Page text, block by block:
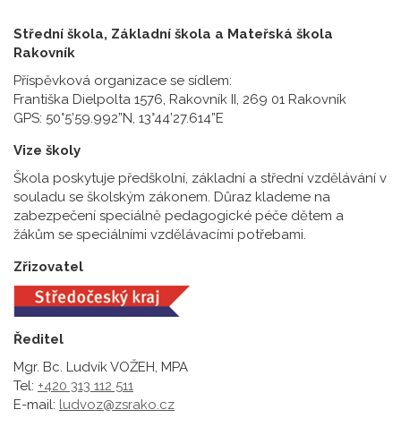
Střední škola, Základní škola a Mateřská škola
Rakovník
Příspěvková organizace se sídlem:
Františka Dielpolta 1576, Rakovník II, 269 01 Rakovník
GPS: 50°5’59.992”N, 13°44’27.614”E
Vize školy
Škola poskytuje předškolní, základní a střední vzdělávání v
souladu se školským zákonem. Důraz klademe na
zabezpečení speciálně pedagogické péče dětem a
žákům se speciálními vzdělávacími potřebami.
Zřizovatel
Ředitel
Mgr. Bc. Ludvík VOŽEH, MPA
Tel: +420 313 112 511
E-mail: ludvoz@zsrako.cz